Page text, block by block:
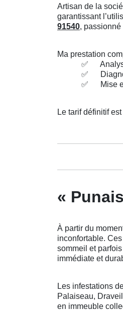
Artisan de la
garantissant
91540, passionné
Ma prestation
✅
✅
✅
Mise
Le tarif définitif
«
À partir du
inconfortable.
sommeil et
immédiate et
Les infestations
Palaiseau,
en immeuble